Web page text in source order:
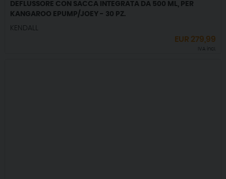
DEFLUSSORE CON SACCA INTEGRATA DA 500 ML, PER
KANGAROO EPUMP/JOEY - 30 PZ.
KENDALL
EUR 279,99
IVA incl.